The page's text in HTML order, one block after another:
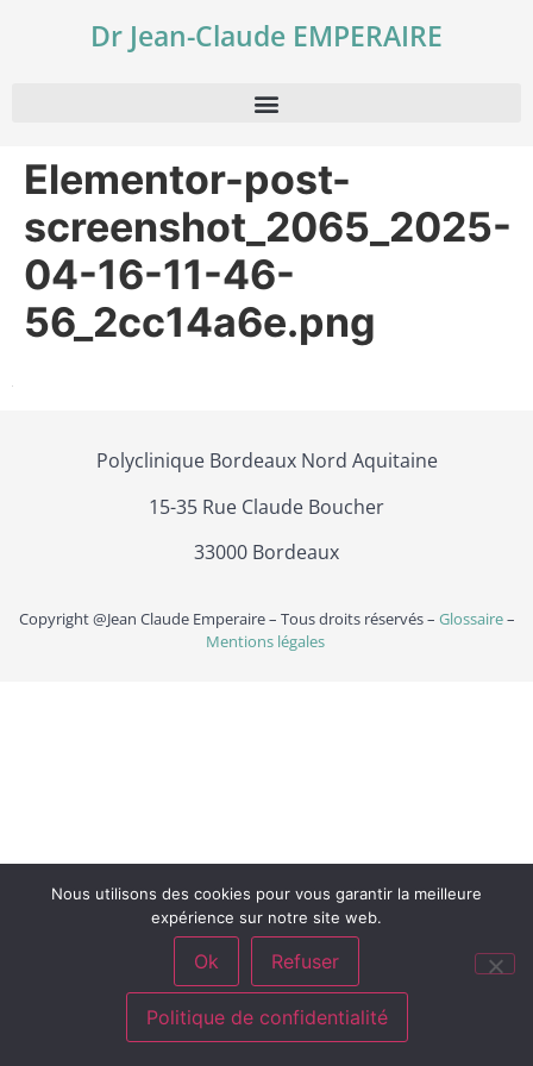
Dr Jean-Claude EMPERAIRE
Elementor-post-
screenshot_2065_2025-
04-16-11-46-
56_2cc14a6e.png
Polyclinique Bordeaux Nord Aquitaine
15-35 Rue Claude Boucher
33000 Bordeaux
Copyright @Jean Claude Emperaire – Tous droits réservés – Glossaire–
Mentions légales
Nous utilisons des cookies pour vous garantir la meilleure
expérience sur notre site web.
Ok Refuser
Politique de confidentialité